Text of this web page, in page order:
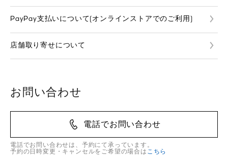
PayPay支払いについて(オンラインストアでのご利用)
店舗取り寄せについて
お問い合わせ
電話でお問い合わせ
電話でお問い合わせは、予約にて承っています。
予約の日時変更・キャンセルをご希望の場合は こちら